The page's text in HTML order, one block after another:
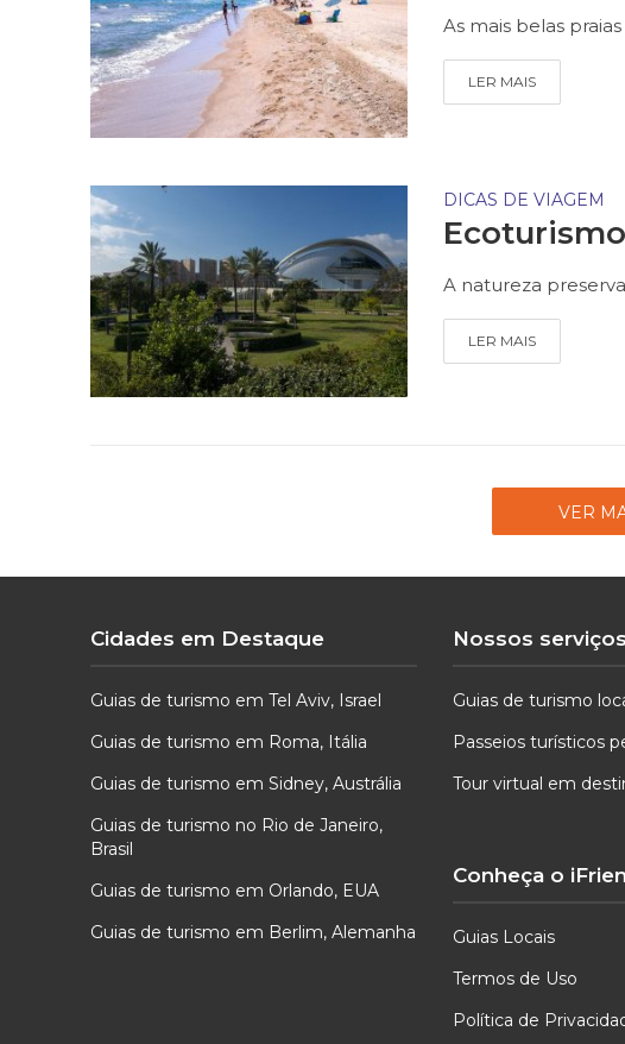
As mais belas
LER MAIS
DICAS DE VIAGEM
A natureza
LER MAIS
VER
Cidades em Destaque
Guias de turismo em Tel Aviv, Israel
Guias de turismo em Roma, Itália
Guias de turismo em Sidney, Austrália
Guias de turismo no Rio de Janeiro,
Brasil
Guias de turismo em Orlando, EUA
Guias de turismo em Berlim, Alemanha
Nossos serviços
Guias de turismo
Passeios turísticos
Tour virtual em
Conheça o
Guias Locais
Termos de Uso
Política de